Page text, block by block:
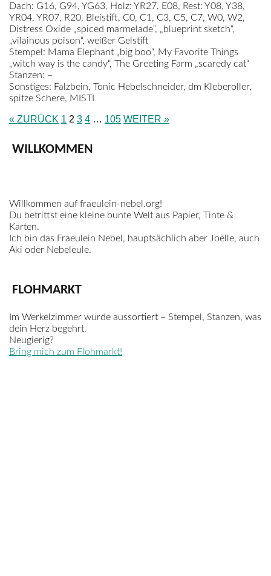
Dach: G16, G94, YG63, Holz: YR27, E08, Rest: Y08, Y38,
YR04, YR07, R20, Bleistift, C0, C1, C3, C5, C7, W0, W2,
Distress Oxide „spiced marmelade“, „blueprint sketch“,
„vilainous poison“, weißer Gelstift
Stempel: Mama Elephant „big boo“, My Favorite Things
„witch way is the candy“, The Greeting Farm „scaredy cat“
Stanzen: –
Sonstiges: Falzbein, Tonic Hebelschneider, dm Kleberoller,
spitze Schere, MISTI
« ZURÜCK 1 2 3 4 … 105 WEITER »
WILLKOMMEN
Willkommen auf fraeulein-nebel.org!
Du betrittst eine kleine bunte Welt aus Papier, Tinte &
Karten.
Ich bin das Fraeulein Nebel, hauptsächlich aber Joëlle, auch
Aki oder Nebeleule.
FLOHMARKT
Im Werkelzimmer wurde aussortiert – Stempel, Stanzen, was
dein Herz begehrt.
Neugierig?
Bring mich zum Flohmarkt!